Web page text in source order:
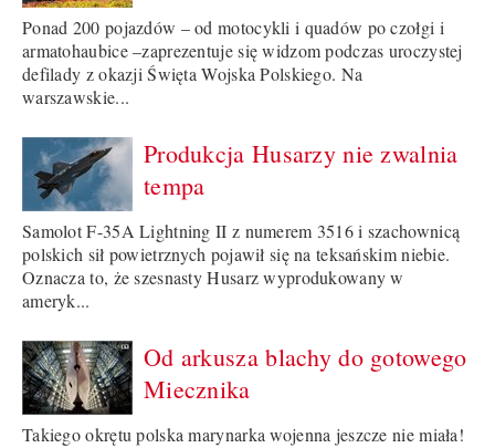
Ponad 200 pojazdów – od motocykli i quadów po czołgi i
armatohaubice –zaprezentuje się widzom podczas uroczystej
defilady z okazji Święta Wojska Polskiego. Na
warszawskie...
Produkcja Husarzy nie zwalnia
tempa
Samolot F-35A Lightning II z numerem 3516 i szachownicą
polskich sił powietrznych pojawił się na teksańskim niebie.
Oznacza to, że szesnasty Husarz wyprodukowany w
ameryk...
Od arkusza blachy do gotowego
Miecznika
Takiego okrętu polska marynarka wojenna jeszcze nie miała!